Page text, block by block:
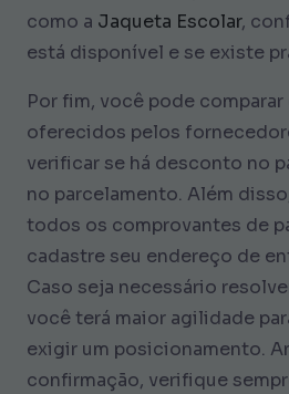
como a Jaqueta Escolar,
está disponível e se existe
Por fim, você pode comparar
oferecidos pelos
verificar se há desconto no
no parcelamento. Além
todos os comprovantes de
cadastre seu endereço de
Caso seja necessário
você terá maior agilidade
exigir um posicionamento.
confirmação, verifique